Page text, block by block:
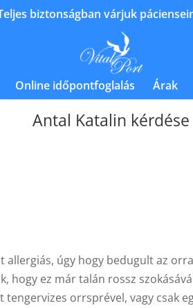
biztonságban várjuk
Online időpontfoglalás Árak
Antal Katalin kérdése
allergiás, úgy hogy bedugult az
hogy ez már talán rossz
orrsprével, vagy csak